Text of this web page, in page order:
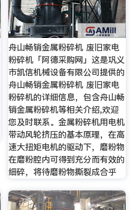
舟山畅销金属粉碎机 废旧家电
粉碎机「阿德采购网」这是巩义
市凯信机械设备有限公司提供的
舟山畅销金属粉碎机 废旧家电
粉碎机的详细信息，包含舟山畅
销金属粉碎机等相关介绍,欢迎
您及时联系。金属粉碎机用电机
带动风轮挤压的基本原理，在高
速大扭矩电机的驱动下，磨粉物
在磨粉腔内可得到充分而有效的
细碎，将待磨粉物撕裂成合乎